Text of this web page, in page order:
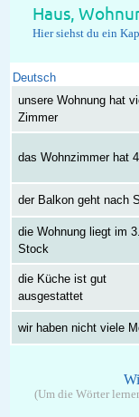
Haus,
Hier siehst du ein
Deutsch
unsere Wohnung hat
Zimmer
das Wohnzimmer hat
der Balkon geht nach
die Wohnung liegt im 3.
Stock
die Küche ist gut
ausgestattet
wir haben nicht viele
(Um die Wörter